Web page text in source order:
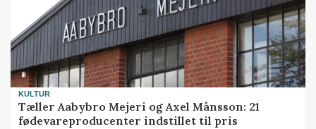
KULTUR
Tæller Aabybro Mejeri og Axel Månsson: 21
fødevareproducenter indstillet til pris